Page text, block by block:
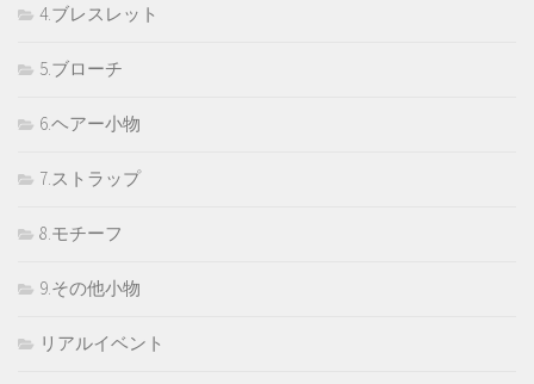
4.ブレスレット
5.ブローチ
6.ヘアー小物
7.ストラップ
8.モチーフ
9.その他小物
リアルイベント